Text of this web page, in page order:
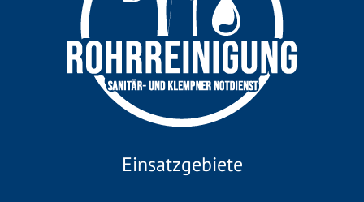
Einsatzgebiete